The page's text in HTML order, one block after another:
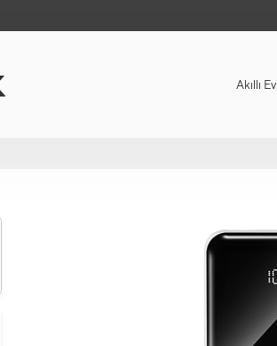
Akıllı Ev